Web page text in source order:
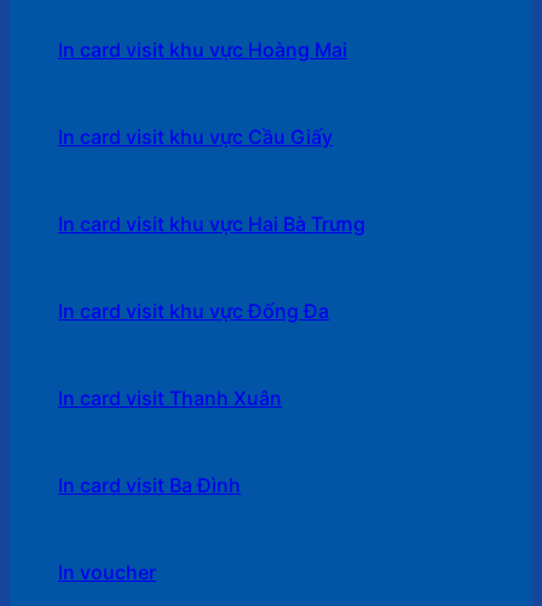
In card visit khu vực Hoàng Mai
In card visit khu vực Cầu Giấy
In card visit khu vực Hai Bà Trưng
In card visit khu vực Đống Đa
In card visit Thanh Xuân
In card visit Ba Đình
In voucher